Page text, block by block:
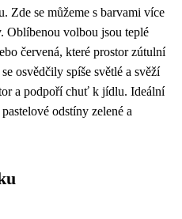
Zde se můžeme s barvami více
Oblíbenou volbou jsou teplé
červená, které prostor zútulní
se osvědčily spíše světlé a svěží
a podpoří chuť k jídlu. Ideální
odstíny zelené a